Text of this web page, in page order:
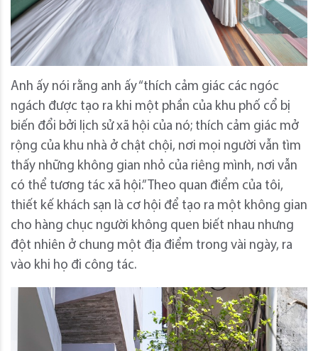
Anh ấy nói rằng anh ấy “thích cảm giác các ngóc
ngách được tạo ra khi một phần của khu phố cổ bị
biến đổi bởi lịch sử xã hội của nó; thích cảm giác mở
rộng của khu nhà ở chật chội, nơi mọi người vẫn tìm
thấy những không gian nhỏ của riêng mình, nơi vẫn
có thể tương tác xã hội.” Theo quan điểm của tôi,
thiết kế khách sạn là cơ hội để tạo ra một không gian
cho hàng chục người không quen biết nhau nhưng
đột nhiên ở chung một địa điểm trong vài ngày, ra
vào khi họ đi công tác.